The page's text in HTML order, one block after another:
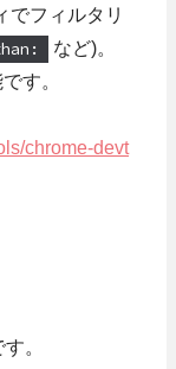
でフィルタリ
など)。
す。
chrome-devt
。